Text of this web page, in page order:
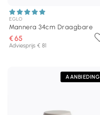
EGLO
Mannera 34cm Draagbare
€ 65
Adviesprijs € 81
AANBIEDING